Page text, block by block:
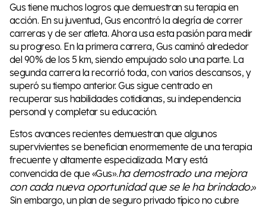
Gus tiene muchos logros que demuestran su terapia en
acción. En su juventud, Gus encontró la alegría de correr
carreras y de ser atleta. Ahora usa esta pasión para medir
su progreso. En la primera carrera, Gus caminó alrededor
del 90% de los 5 km, siendo empujado solo una parte. La
segunda carrera la recorrió toda, con varios descansos, y
superó su tiempo anterior. Gus sigue centrado en
recuperar sus habilidades cotidianas, su independencia
personal y completar su educación.
Estos avances recientes demuestran que algunos
supervivientes se benefician enormemente de una terapia
frecuente y altamente especializada. Mary está
convencida de que «Gus».ha demostrado una mejora
con cada nueva oportunidad que se le ha brindado.»
Sin embargo, un plan de seguro privado típico no cubre